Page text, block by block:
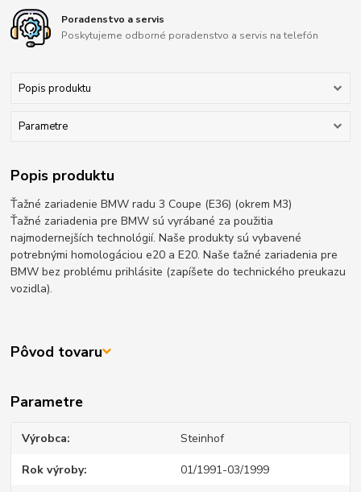
Poradenstvo a servis
Poskytujeme odborné poradenstvo a servis na telefón
Popis produktu
Parametre
Popis produktu
Ťažné zariadenie BMW radu 3 Coupe (E36) (okrem M3)
Ťažné zariadenia pre BMW sú vyrábané za použitia
najmodernejších technológií. Naše produkty sú vybavené
potrebnými homologáciou e20 a E20. Naše ťažné zariadenia pre
BMW bez problému prihlásite (zapíšete do technického preukazu
vozidla).
Pôvod tovaru
Parametre
Výrobca Steinhof
Rok výroby 01/1991-03/1999